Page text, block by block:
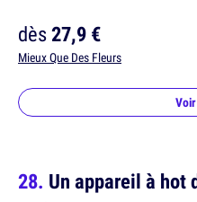
dès27,9 €
Mieux Que Des Fleurs
Un appareil à hot